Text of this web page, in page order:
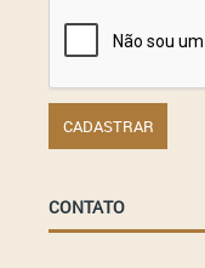
CONTATO